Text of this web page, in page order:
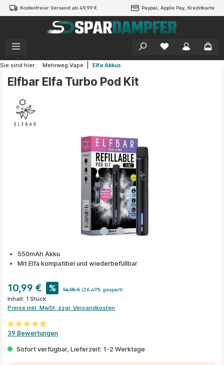
springen
Kostenfreier Versand ab 49,99 € Paypal, Apple Pay, Kreditkarte
Sie sind hier: Mehrweg Vape Elfa Akkus
Elfbar Elfa Turbo Pod Kit
550mAh Akku
Mit Elfa kompatibel und wiederbefüllbar
10,99 € % 14,95 € (26.49% gespart)
Inhalt: 1 Stück
Preise inkl. MwSt. zzgl. Versandkosten
Durchschnittliche Bewertung von 4.9 von 5 Sternen
39 Bewertungen
Sofort verfügbar, Lieferzeit: 1-2 Werktage